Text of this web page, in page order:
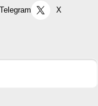
Telegram X